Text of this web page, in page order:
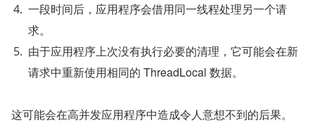
一段时间后，应用程序会借用同一线程处理另一个请
求。
由于应用程序上次没有执行必要的清理，它可能会在新
请求中重新使用相同的 ThreadLocal 数据。
这可能会在高并发应用程序中造成令人意想不到的后果。